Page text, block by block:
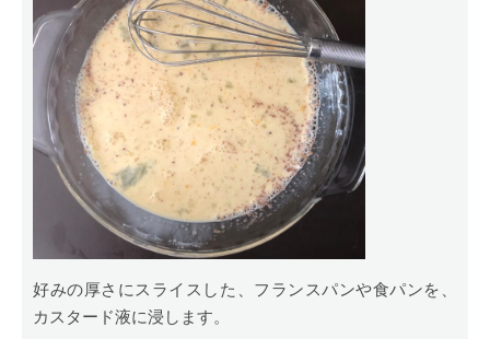
好みの厚さにスライスした、フランスパンや食パンを、
カスタード液に浸します。